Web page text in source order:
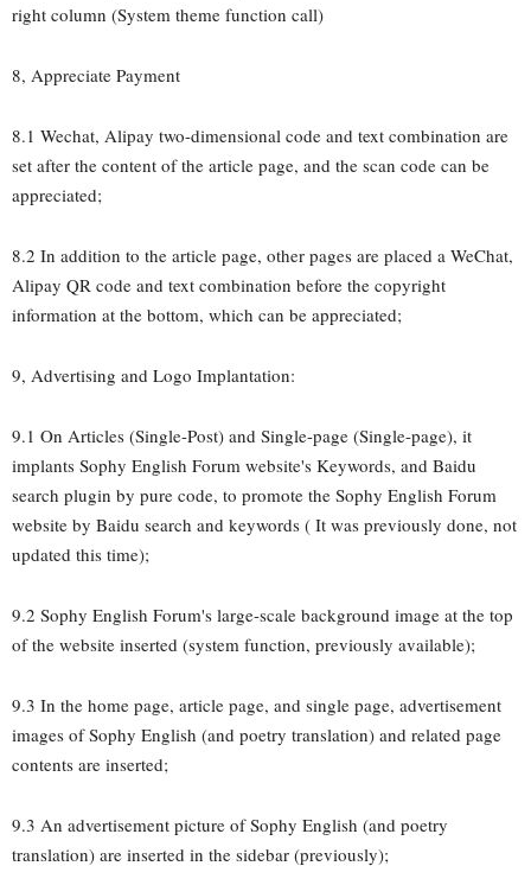
right column (System theme function call)
8, Appreciate Payment
8.1 Wechat, Alipay two-dimensional code and text combination are
set after the content of the article page, and the scan code can be
appreciated;
8.2 In addition to the article page, other pages are placed a WeChat,
Alipay QR code and text combination before the copyright
information at the bottom, which can be appreciated;
9, Advertising and Logo Implantation:
9.1 On Articles (Single-Post) and Single-page (Single-page), it
implants Sophy English Forum website's Keywords, and Baidu
search plugin by pure code, to promote the Sophy English Forum
website by Baidu search and keywords ( It was previously done, not
updated this time);
9.2 Sophy English Forum's large-scale background image at the top
of the website inserted (system function, previously available);
9.3 In the home page, article page, and single page, advertisement
images of Sophy English (and poetry translation) and related page
contents are inserted;
9.3 An advertisement picture of Sophy English (and poetry
translation) are inserted in the sidebar (previously);